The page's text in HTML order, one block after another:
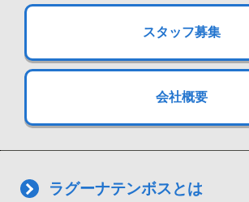
スタッフ募集
会社概要
ラグーナテンボスとは